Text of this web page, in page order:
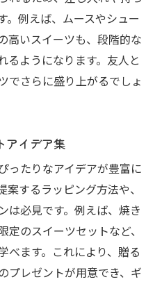
。例えば、ムースやシュー
高いスイーツも、段階的な
るようになります。友人と
でさらに盛り上がるでしょ
アイデア集
ったりなアイデアが豊富に
するラッピング方法や、
は必見です。例えば、焼き
のスイーツセットなど、
べます。これにより、贈る
プレゼントが用意でき、ギ